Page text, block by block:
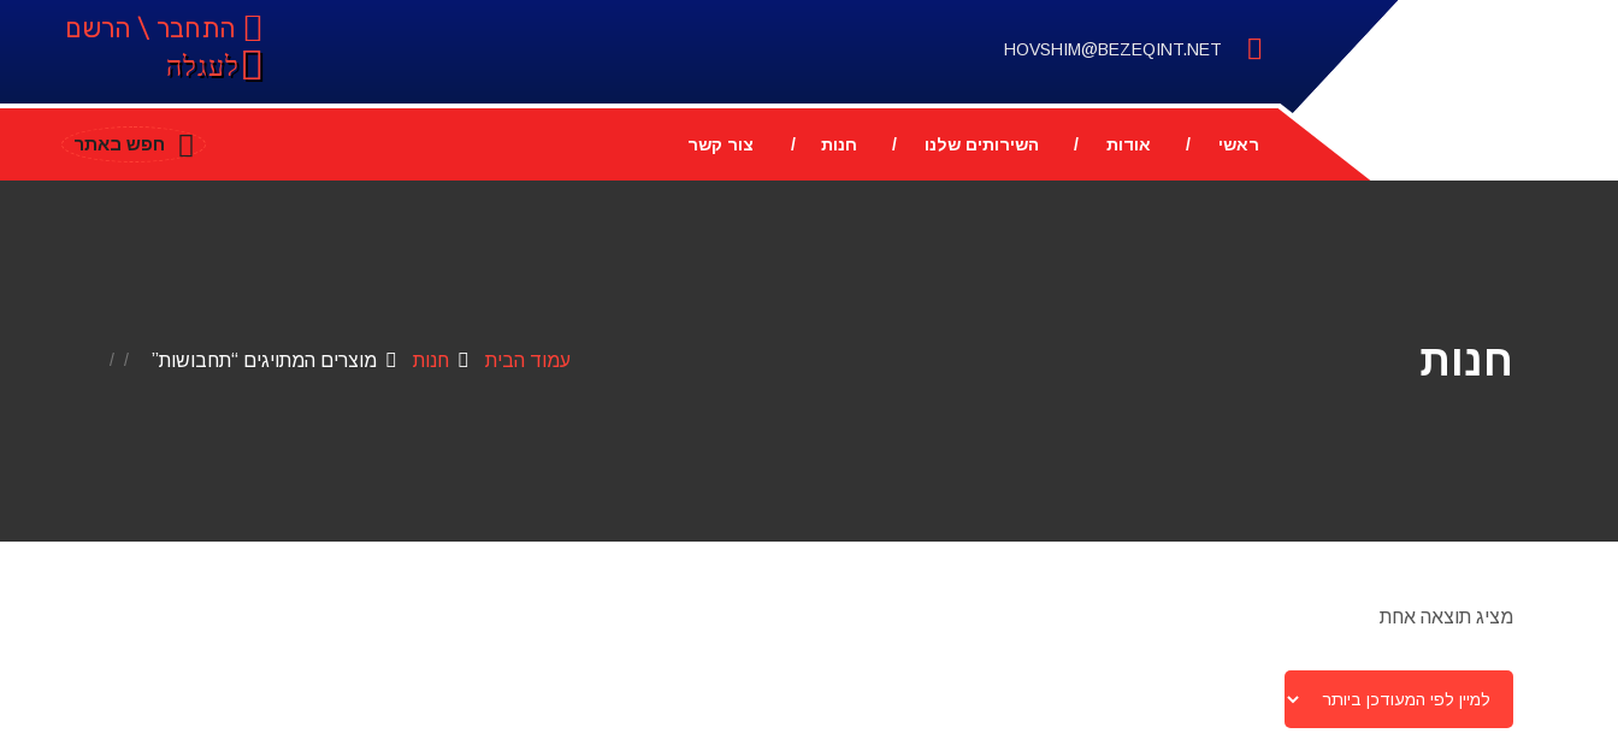
HOVSHIM@BEZEQINT.NET
התחבר \ הרשם
לעגלה
ראשי אודות השירותים שלנו חנות צור קשר חפש באתר
חנות עמוד הבית / חנות / מוצרים המתויגים “תחבושות”
מציג תוצאה אחת